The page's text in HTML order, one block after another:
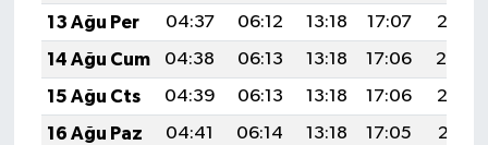
13 Ağu Per
04:37 06:12 13:18 17:07
20:15
14 Ağu Cum
04:38 06:13 13:18 17:06
20:14
15 Ağu Cts
04:39 06:13 13:18 17:06
20:13
16 Ağu Paz
04:41 06:14 13:18 17:05
20:11